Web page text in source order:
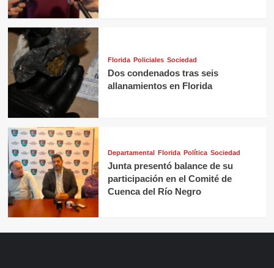
Florida Policiales Sociedad
Dos condenados tras seis
allanamientos en Florida
Departamental Florida Política Sociedad
Junta presentó balance de su
participación en el Comité de
Cuenca del Río Negro